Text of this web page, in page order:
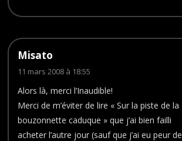
Misato
11 mars 2008 à 18:55
Alors là, merci l’Inaudible!
Merci de m’éviter de lire « Sur la piste de la
bouzonnette caduque » que j’ai bien failli
acheter l’autre jour (sauf que j’ai eu peur de